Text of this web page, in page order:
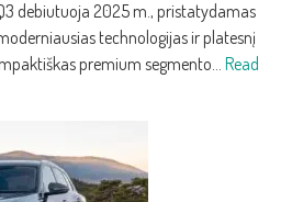
debiutuoja 2025 m., pristatydamas
technologijas ir platesnį
premium segmento… Read